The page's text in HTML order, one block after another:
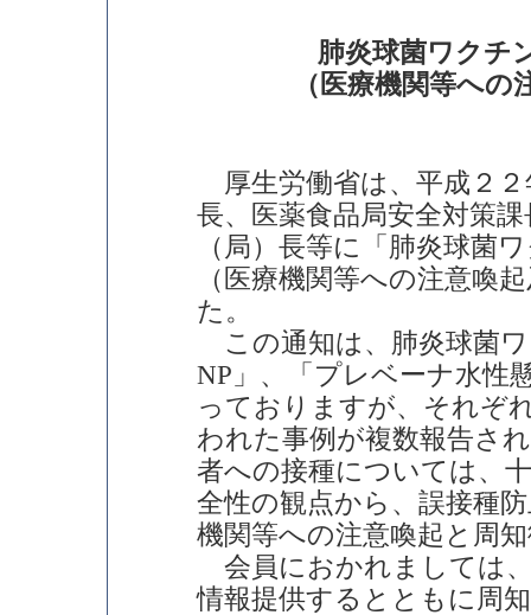
肺炎球菌ワクチ
（医療機関等へ
厚生労働省は、平成２２
長、医薬食品局安全対策
（局）長等に「肺炎球菌
（医療機関等への注意喚
た。
この通知は、肺炎球菌
NP」、「プレベーナ水性
っておりますが、それぞ
われた事例が複数報告さ
者への接種については、
全性の観点から、誤接種
機関等への注意喚起と周
会員におかれましては
情報提供するとともに周